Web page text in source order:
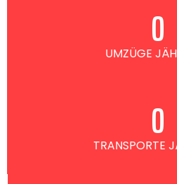
UMZÜGE0
TRANSPORTE
0